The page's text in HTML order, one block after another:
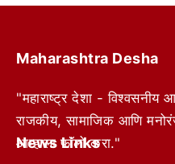
Maharashtra Desha
"महाराष्ट्र देशा - विश्वसनीय
राजकीय, सामाजिक आणि
आम्हाला फॉलो करा."
News Links